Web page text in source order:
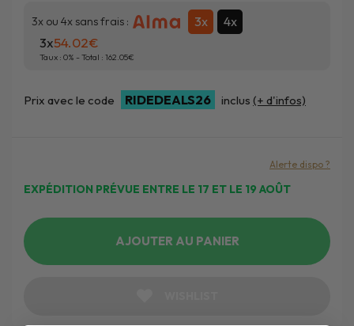
3x ou 4x sans frais : 3x 4x
3x54.02
Taux : 0% - Total : 162.05
Prix avec le code RIDEDEALS26 inclus (+ d'infos)
EXPÉDITION PRÉVUE ENTRE LE 17 ET LE 19 AOÛT
Alerte dispo ?
AJOUTER AU PANIER